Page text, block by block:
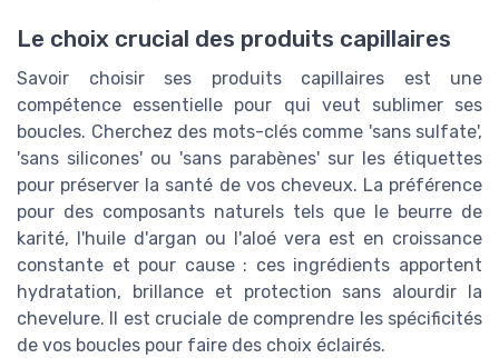
Le choix crucial des produits capillaires
Savoir choisir ses produits capillaires est une
compétence essentielle pour qui veut sublimer ses
boucles. Cherchez des mots-clés comme 'sans sulfate',
'sans silicones' ou 'sans parabènes' sur les étiquettes
pour préserver la santé de vos cheveux. La préférence
pour des composants naturels tels que le beurre de
karité, l'huile d'argan ou l'aloé vera est en croissance
constante et pour cause : ces ingrédients apportent
hydratation, brillance et protection sans alourdir la
chevelure. Il est cruciale de comprendre les spécificités
de vos boucles pour faire des choix éclairés.